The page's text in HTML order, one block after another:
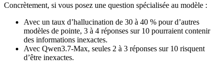
Concrètement, si vous posez une question spécialisée au modèle :
Avec un taux d’hallucination de 30 à 40 % pour d’autres
modèles de pointe, 3 à 4 réponses sur 10 pourraient contenir
des informations inexactes.
Avec Qwen3.7-Max, seules 2 à 3 réponses sur 10 risquent
d’être inexactes.